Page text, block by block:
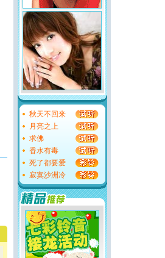
秋天不回来
月亮之上
求佛
香水有毒
死了都要爱
寂寞沙洲冷